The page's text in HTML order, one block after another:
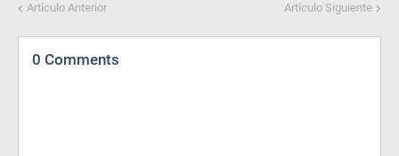
Artículo Anterior Artículo Siguiente
0 Comments